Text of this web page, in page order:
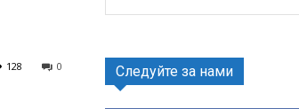
0
128 Следуйте за нами